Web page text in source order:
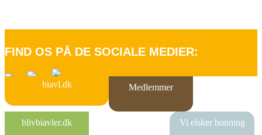
FIND OS PÅ DE SOCIALE MEDIER:
biavl.dk Medlemmer
blivbiavler.dk Vi elsker honning
FORSIDE